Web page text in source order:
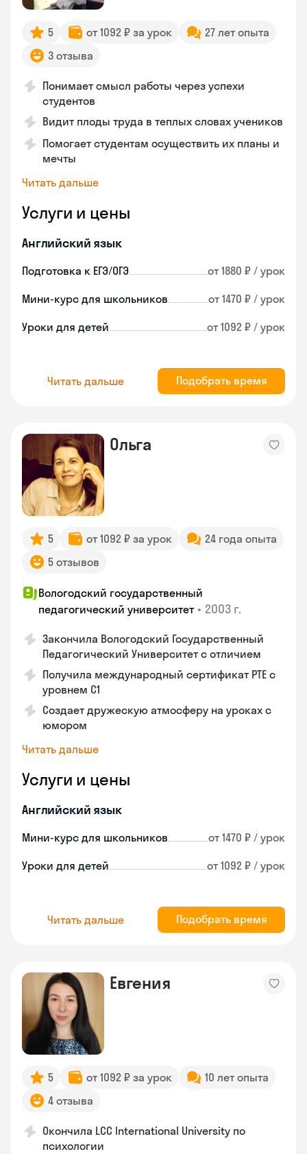
5 от 1092 ₽ за урок
27 лет опыта
3 отзыва
Понимает смысл работы через успехи
студентов
Видит плоды труда в теплых словах учеников
Помогает студентам осуществить их планы и
мечты
Читать дальше
Услуги и цены
Английский язык
Подготовка к ЕГЭ/ОГЭ от 1880 ₽ / урок
Мини-курс для школьников от 1470 ₽ / урок
Уроки для детей от 1092 ₽ / урок
Читать дальше Подобрать время
Ольга
5 от 1092 ₽ за урок
24 года опыта
5 отзывов
Вологодский государственный
педагогический университет • 2003 г.
Закончила Вологодский Государственный
Педагогический Университет с отличием
Получила международный сертификат PTE с
уровнем C1
Создает дружескую атмосферу на уроках с
юмором
Читать дальше
Услуги и цены
Английский язык
Мини-курс для школьников от 1470 ₽ / урок
Уроки для детей от 1092 ₽ / урок
Читать дальше Подобрать время
Евгения
5 от 1092 ₽ за урок
10 лет опыта
4 отзыва
Окончила LCC International University по
психологии